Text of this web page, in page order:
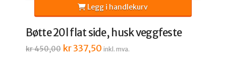
Bøtte 20l flat side, husk veggfeste
kr450,00 Opprinnelig
pris
kr337,50Nåværende
pris
inkl. mva.
Legg i handlekurv